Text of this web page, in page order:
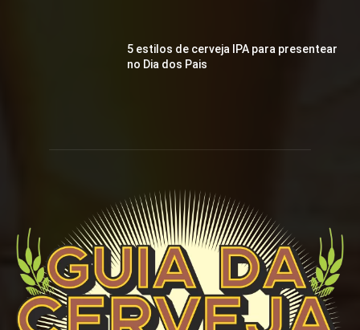
5 estilos de cerveja IPA para presentear
no Dia dos Pais